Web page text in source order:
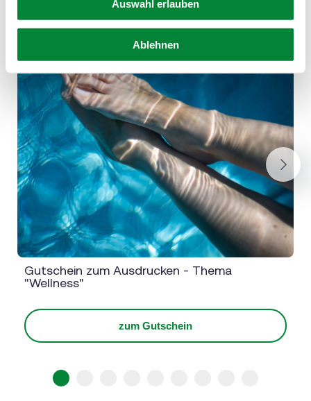
Auswahl erlauben
Ablehnen
Gutschein zum Ausdrucken - Thema
"Wellness"
zum Gutschein
Next